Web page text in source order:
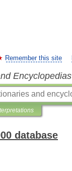
Remember this site
Encyclopedias
database